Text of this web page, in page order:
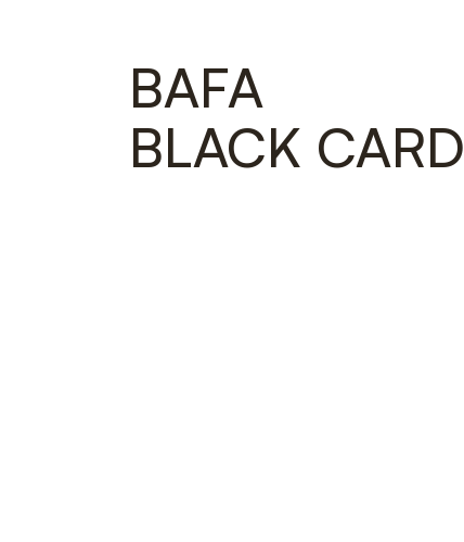
BAFA
BLACK CARD